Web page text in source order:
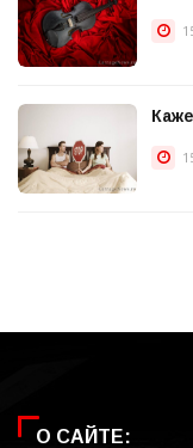
О САЙТЕ: